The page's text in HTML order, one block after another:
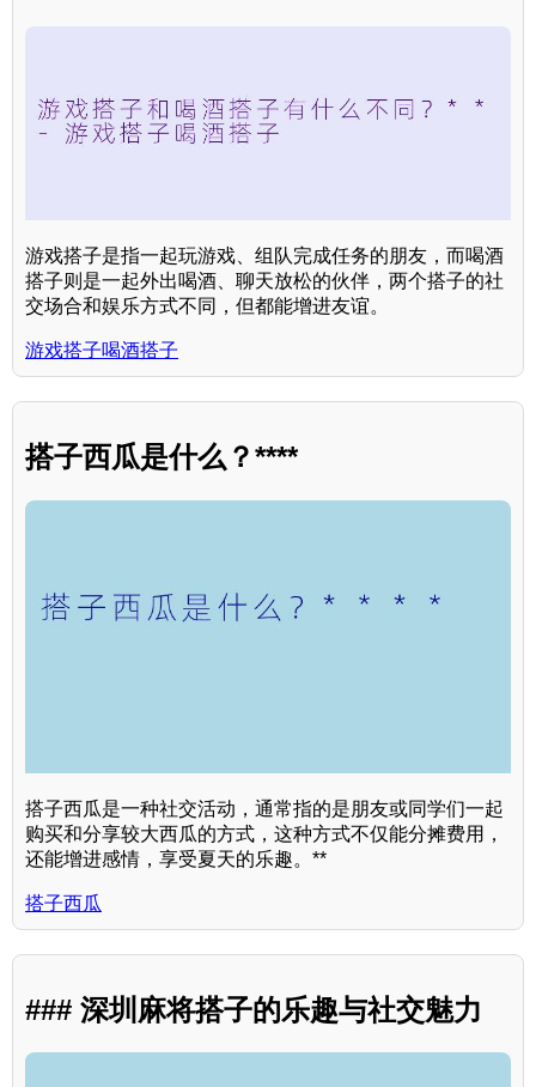
游戏搭子是指一起玩游戏、组队完成任务的朋友，而喝酒
搭子则是一起外出喝酒、聊天放松的伙伴，两个搭子的社
交场合和娱乐方式不同，但都能增进友谊。
游戏搭子喝酒搭子
搭子西瓜是什么？****
搭子西瓜是一种社交活动，通常指的是朋友或同学们一起
购买和分享较大西瓜的方式，这种方式不仅能分摊费用，
还能增进感情，享受夏天的乐趣。**
搭子西瓜
### 深圳麻将搭子的乐趣与社交魅力